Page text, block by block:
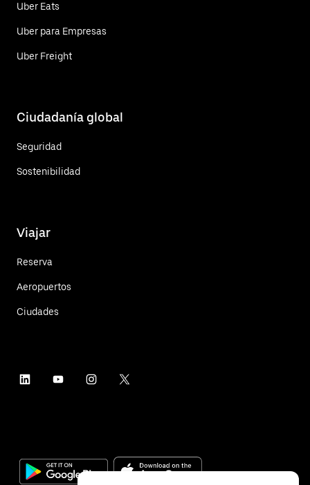
Uber Eats
Uber para Empresas
Uber Freight
Ciudadanía global
Seguridad
Sostenibilidad
Viajar
Reserva
Aeropuertos
Ciudades